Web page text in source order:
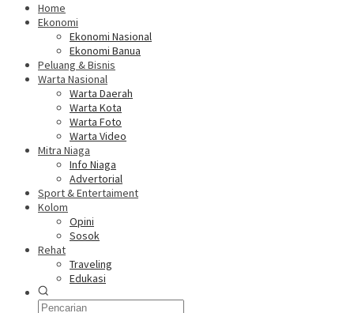
Home
Ekonomi
Ekonomi Nasional
Ekonomi Banua
Peluang & Bisnis
Warta Nasional
Warta Daerah
Warta Kota
Warta Foto
Warta Video
Mitra Niaga
Info Niaga
Advertorial
Sport & Entertaiment
Kolom
Opini
Sosok
Rehat
Traveling
Edukasi